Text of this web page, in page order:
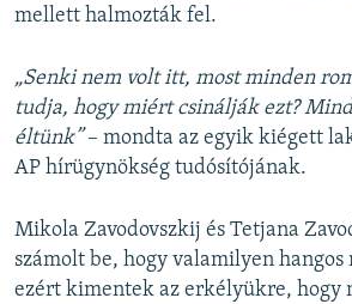
mellett halmozták fel.
„Senki nem volt itt, most minden
tudja, hogy miért csinálják ezt?
éltünk”– mondta az egyik kiégett
AP hírügynökség tudósítójának.
Mikola Zavodovszkij és Tetjana
számolt be, hogy valamilyen
ezért kimentek az erkélyükre, hogy